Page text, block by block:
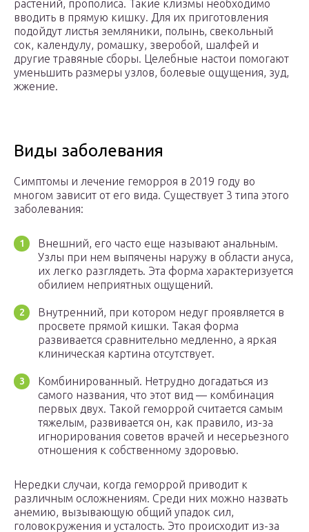
растений, прополиса. Такие клизмы необходимо
вводить в прямую кишку. Для их приготовления
подойдут листья земляники, полынь, свекольный
сок, календулу, ромашку, зверобой, шалфей и
другие травяные сборы. Целебные настои помогают
уменьшить размеры узлов, болевые ощущения, зуд,
жжение.
Виды заболевания
Симптомы и лечение геморроя в 2019 году во
многом зависит от его вида. Существует 3 типа этого
заболевания:
Внешний, его часто еще называют анальным.
Узлы при нем выпячены наружу в области ануса,
их легко разглядеть. Эта форма характеризуется
обилием неприятных ощущений.
Внутренний, при котором недуг проявляется в
просвете прямой кишки. Такая форма
развивается сравнительно медленно, а яркая
клиническая картина отсутствует.
Комбинированный. Нетрудно догадаться из
самого названия, что этот вид — комбинация
первых двух. Такой геморрой считается самым
тяжелым, развивается он, как правило, из-за
игнорирования советов врачей и несерьезного
отношения к собственному здоровью.
Нередки случаи, когда геморрой приводит к
различным осложнениям. Среди них можно назвать
анемию, вызывающую общий упадок сил,
головокружения и усталость. Это происходит из-за